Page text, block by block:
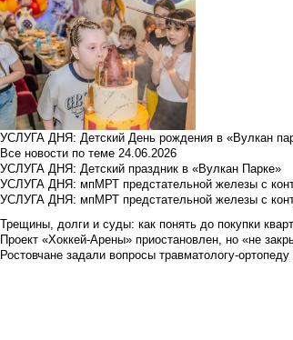
УСЛУГА ДНЯ: Детский День рождения в «Вулкан
Все новости по теме 24.06.2026
УСЛУГА ДНЯ: Детский праздник в «Вулкан Парке»
УСЛУГА ДНЯ: мпМРТ предстательной железы с
УСЛУГА ДНЯ: мпМРТ предстательной железы с
Трещины, долги и суды: как понять до покупки
Проект «Хоккей-Арены» приостановлен, но «не
Ростовчане задали вопросы травматологу-